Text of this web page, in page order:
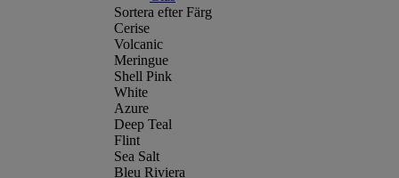
Sortera efter Färg
Cerise
Volcanic
Meringue
Shell Pink
White
Azure
Deep Teal
Flint
Sea Salt
Bleu Riviera